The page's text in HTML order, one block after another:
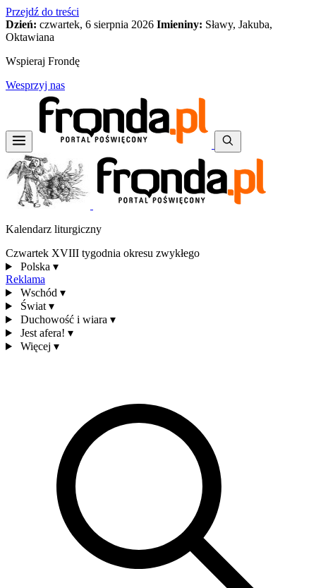
Przejdź do treści
Dzień: czwartek, 6 sierpnia 2026 Imieniny: Sławy, Jakuba,
Oktawiana
Wspieraj Frondę
Wesprzyj nas
Kalendarz liturgiczny
Czwartek XVIII tygodnia okresu zwykłego
Polska ▾
Reklama
Wschód ▾
Świat ▾
Duchowość i wiara ▾
Jest afera! ▾
Więcej ▾